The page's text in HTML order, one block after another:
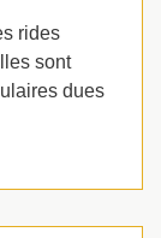
rides
sont
dues